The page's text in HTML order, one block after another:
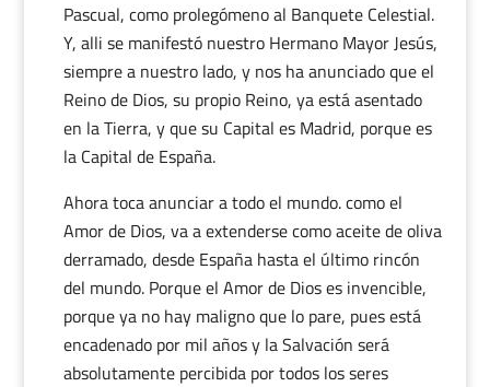
Pascual, como prolegómeno al Banquete Celestial.
Y, alli se manifestó nuestro Hermano Mayor Jesús,
siempre a nuestro lado, y nos ha anunciado que el
Reino de Dios, su propio Reino, ya está asentado
en la Tierra, y que su Capital es Madrid, porque es
la Capital de España.
Ahora toca anunciar a todo el mundo. como el
Amor de Dios, va a extenderse como aceite de oliva
derramado, desde España hasta el último rincón
del mundo. Porque el Amor de Dios es invencible,
porque ya no hay maligno que lo pare, pues está
encadenado por mil años y la Salvación será
absolutamente percibida por todos los seres